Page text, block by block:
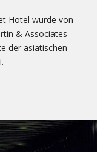
Hotel wurde von
& Associates
der asiatischen